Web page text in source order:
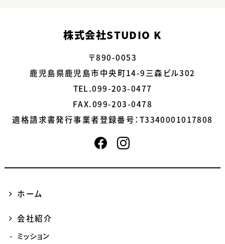
株式会社STUDIO K
〒890-0053
鹿児島県鹿児島市中央町14-9三森ビル302
TEL.099-203-0477
FAX.099-203-0478
適格請求書発行事業者登録番号： T3340001017808
ホーム
会社紹介
ミッション